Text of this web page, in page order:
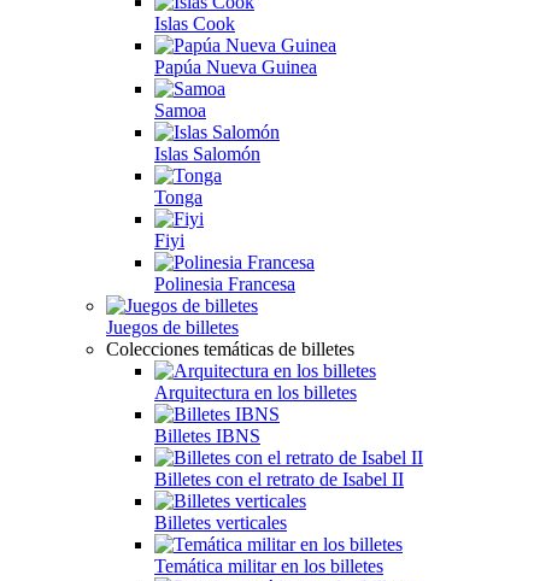
Islas Cook
Papúa Nueva Guinea
Samoa
Islas Salomón
Tonga
Fiyi
Polinesia Francesa
Juegos de billetes
Colecciones temáticas de billetes
Arquitectura en los billetes
Billetes IBNS
Billetes con el retrato de Isabel II
Billetes verticales
Temática militar en los billetes